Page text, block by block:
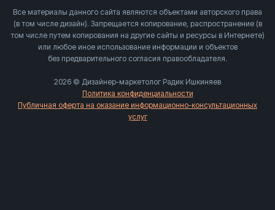
Все материалы данного сайта являются объектами авторского права
(в том числе дизайн). Запрещается копирование, распространение (в
том числе путем копирования на другие сайты и ресурсы в Интернете)
или любое иное использование информации и объектов
без предварительного согласия правообладателя.
2026 © Дизайнер-маркетолог Радик Ишкиняев
Политика конфиденциальности
Публичная оферта на оказание информационно-консультационных
услуг